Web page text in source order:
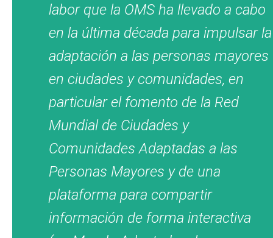
labor que la OMS ha llevado a cabo
en la última década para impulsar la
adaptación a las personas mayores
en ciudades y comunidades, en
particular el fomento de la Red
Mundial de Ciudades y
Comunidades Adaptadas a las
Personas Mayores y de una
plataforma para compartir
información de forma interactiva